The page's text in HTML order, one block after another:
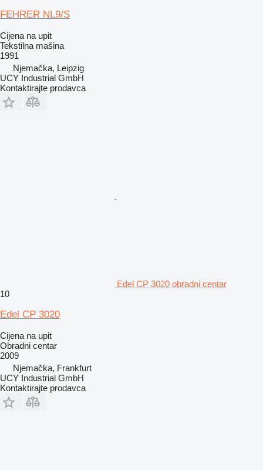
FEHRER NL9/S
Cijena na upit
Tekstilna mašina
1991
Njemačka, Leipzig
UCY Industrial GmbH
Kontaktirajte prodavca
Edel CP 3020 obradni centar
10
Edel CP 3020
Cijena na upit
Obradni centar
2009
Njemačka, Frankfurt
UCY Industrial GmbH
Kontaktirajte prodavca